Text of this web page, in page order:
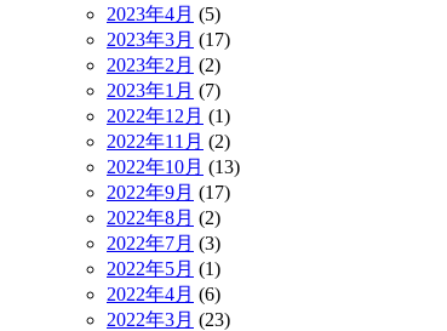
2023年4月 (5)
2023年3月 (17)
2023年2月 (2)
2023年1月 (7)
2022年12月 (1)
2022年11月 (2)
2022年10月 (13)
2022年9月 (17)
2022年8月 (2)
2022年7月 (3)
2022年5月 (1)
2022年4月 (6)
2022年3月 (23)